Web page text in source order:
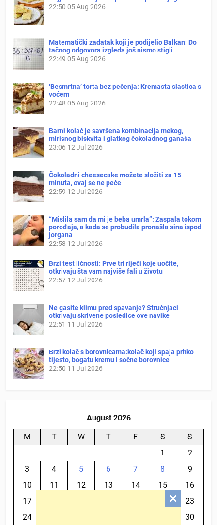
22:50 05 Aug 2026
Matematički zadatak koji je podijelio Balkan: Do
tačnog odgovora izgleda još nismo stigli
22:49 05 Aug 2026
‘Besmrtna’ torta bez pečenja: Kremasta slastica s
voćem
22:48 05 Aug 2026
Barni kolač je savršena kombinacija mekog,
mirisnog biskvita i glatkog čokoladnog ganaša
23:06 12 Jul 2026
Čokoladni cheesecake možete složiti za 15
minuta, ovaj se ne peče
22:59 12 Jul 2026
“Mislila sam da mi je beba umrla”: Zaspala tokom
porođaja, a kada se probudila pronašla sina ispod
jorgana
22:58 12 Jul 2026
Brzi test ličnosti: Prve tri riječi koje uočite,
otkrivaju šta vam najviše fali u životu
22:57 12 Jul 2026
Ne gasite klimu pred spavanje? Stručnjaci
otkrivaju skrivene posledice ove navike
22:51 11 Jul 2026
Brzi kolač s borovnicama:kolač koji spaja prhko
tijesto, bogatu kremu i sočne borovnice
22:50 11 Jul 2026
August 2026
M T W T F S
S
1
2
3
4 5 6 7 8
9
10
11 12 13 14 15
16
17
23
24
30